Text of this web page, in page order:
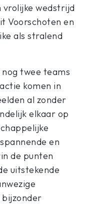
vrolijke wedstrijd
Voorschoten en
als stralend
twee teams
komen in
al zonder
elkaar op
en
de punten
uitstekende
bijzonder